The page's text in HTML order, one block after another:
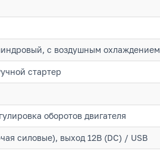
с воздушным охлаждением
стартер
оборотов двигателя
силовые), выход 12В (DC) / USB